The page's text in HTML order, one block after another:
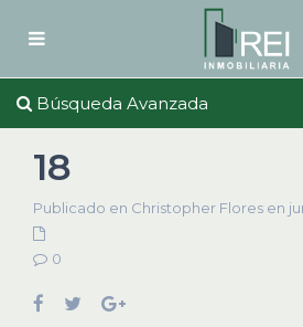
Búsqueda Avanzada
18
Publicado en Christopher Flores en
0